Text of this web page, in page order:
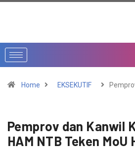
Home EKSEKUTIF
Pemprov dan Kanwil
HAM NTB Teken MoU